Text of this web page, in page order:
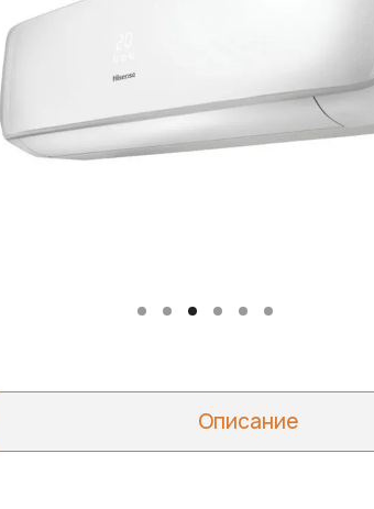
Описание